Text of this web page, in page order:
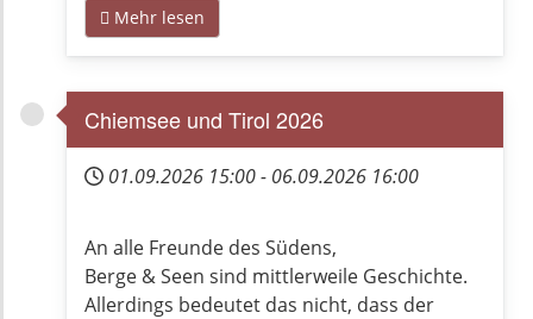
Mehr lesen
Chiemsee und Tirol 2026
01.09.2026 15:00- 06.09.2026 16:00
An alle Freunde des Südens,
Berge & Seen sind mittlerweile Geschichte.
Allerdings bedeutet das nicht, dass der